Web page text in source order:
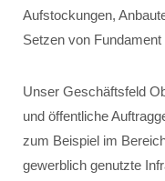
Aufstockungen,
Setzen von Fundament
Unser Geschäftsfeld
und öffentliche
zum Beispiel im
gewerblich genutzte